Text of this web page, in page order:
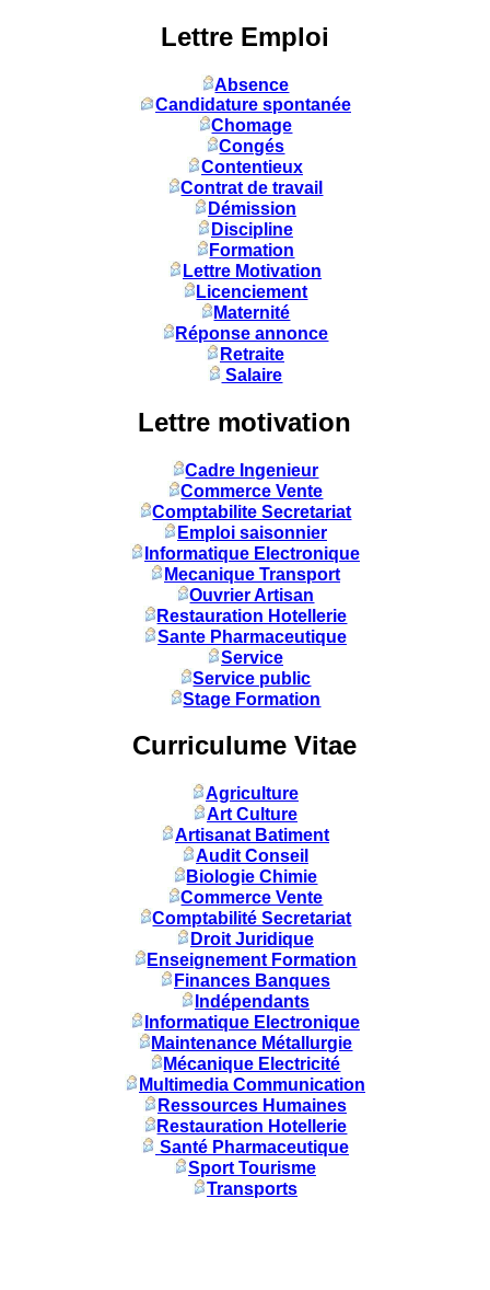
Lettre Emploi
Absence
Candidature spontanée
Chomage
Congés
Contentieux
Contrat de travail
Démission
Discipline
Formation
Lettre Motivation
Licenciement
Maternité
Réponse annonce
Retraite
Salaire
Lettre motivation
Cadre Ingenieur
Commerce Vente
Comptabilite Secretariat
Emploi saisonnier
Informatique Electronique
Mecanique Transport
Ouvrier Artisan
Restauration Hotellerie
Sante Pharmaceutique
Service
Service public
Stage Formation
Curriculume Vitae
Agriculture
Art Culture
Artisanat Batiment
Audit Conseil
Biologie Chimie
Commerce Vente
Comptabilité Secretariat
Droit Juridique
Enseignement Formation
Finances Banques
Indépendants
Informatique Electronique
Maintenance Métallurgie
Mécanique Electricité
Multimedia Communication
Ressources Humaines
Restauration Hotellerie
Santé Pharmaceutique
Sport Tourisme
Transports